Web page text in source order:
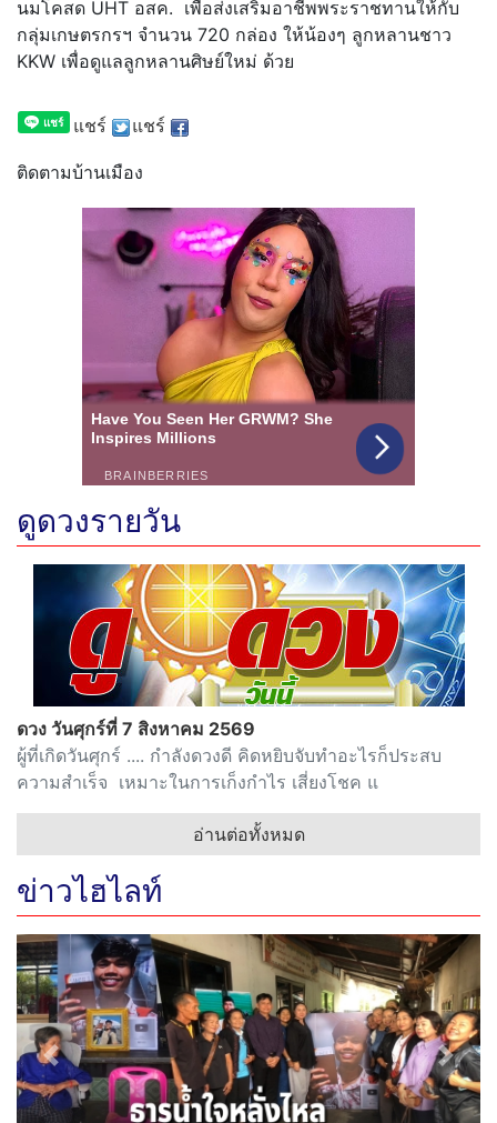
นมโคสด UHT อสค. เพื่อส่งเสริมอาชีพพระราชทานให้กับ
กลุ่มเกษตรกรฯ จำนวน 720 กล่อง ให้น้องๆ ลูกหลานชาว
KKW เพื่อดูแลลูกหลานศิษย์ใหม่ ด้วย
แชร์ แชร์
ติดตามบ้านเมือง
ดูดวงรายวัน
ดวง วันศุกร์ที่ 7 สิงหาคม 2569
ผู้ที่เกิดวันศุกร์ .... กำลังดวงดี คิดหยิบจับทำอะไรก็ประสบ
ความสำเร็จ เหมาะในการเก็งกำไร เสี่ยงโชค แ
อ่านต่อทั้งหมด
ข่าวไฮไลท์
Previous Next